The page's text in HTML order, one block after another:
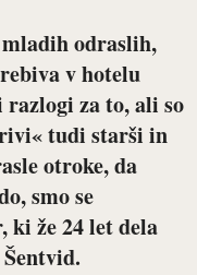
mladih odraslih,
v hotelu
za to, ali so
tudi starši in
otroke, da
smo se
ki že 24 let dela